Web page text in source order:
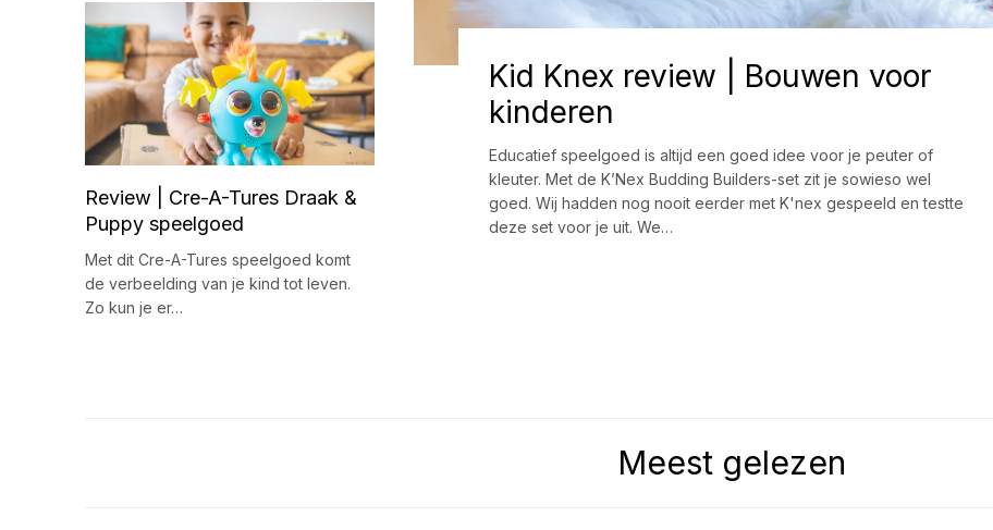
Review | Cre-A-Tures Draak &
Puppy speelgoed
Met dit Cre-A-Tures speelgoed komt
de verbeelding van je kind tot leven.
Zo kun je er…
Kid Knex review | Bouwen voor
kinderen
Educatief speelgoed is altijd een goed idee voor je peuter of
kleuter. Met de K’Nex Budding Builders-set zit je sowieso wel
goed. Wij hadden nog nooit eerder met K'nex gespeeld en testte
deze set voor je uit. We…
Meest gelezen